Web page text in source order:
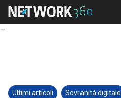
Ultimi articoli Sovranità digitale